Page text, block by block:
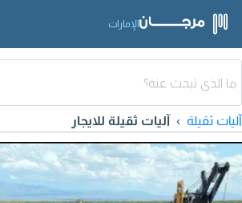
الإمارات
آليات ثقيلة آليات ثقيلة للايجار